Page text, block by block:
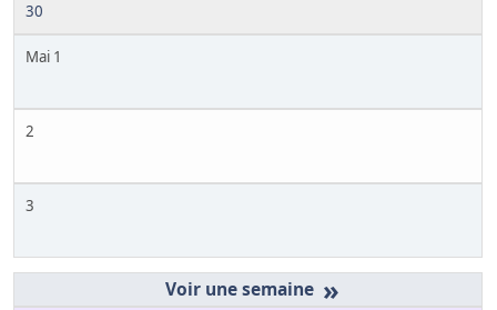
30
Mai 1
2
3
»